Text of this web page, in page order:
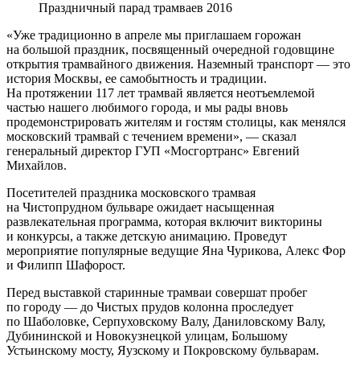
Праздничный парад трамваев 2016
«Уже традиционно в апреле мы приглашаем горожан
на большой праздник, посвященный очередной годовщине
открытия трамвайного движения. Наземный транспорт — это
история Москвы, ее самобытность и традиции.
На протяжении 117 лет трамвай является неотъемлемой
частью нашего любимого города, и мы рады вновь
продемонстрировать жителям и гостям столицы, как менялся
московский трамвай с течением времени», — сказал
генеральный директор ГУП «Мосгортранс» Евгений
Михайлов.
Посетителей праздника московского трамвая
на Чистопрудном бульваре ожидает насыщенная
развлекательная программа, которая включит викторины
и конкурсы, а также детскую анимацию. Проведут
мероприятие популярные ведущие Яна Чурикова, Алекс Фор
и Филипп Шафорост.
Перед выставкой старинные трамваи совершат пробег
по городу — до Чистых прудов колонна проследует
по Шаболовке, Серпуховскому Валу, Даниловскому Валу,
Дубининской и Новокузнецкой улицам, Большому
Устьинскому мосту, Яузскому и Покровскому бульварам.